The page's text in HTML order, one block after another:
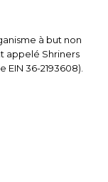
à but non
appelé Shriners
36-2193608).